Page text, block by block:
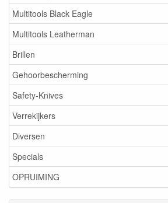
Multitools Black Eagle
Multitools Leatherman
Brillen
Gehoorbescherming
Safety-Knives
Verrekijkers
Diversen
Specials
OPRUIMING